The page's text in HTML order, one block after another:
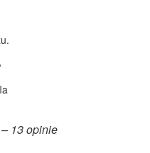
– 13opinie